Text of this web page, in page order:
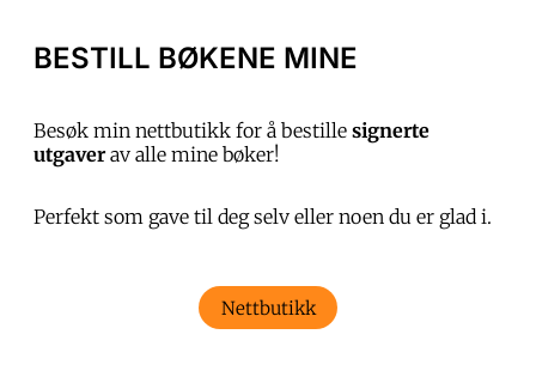
BESTILL BØKENE MINE
Besøk min nettbutikk for å bestille signerte
utgaverav alle mine bøker!
Perfekt som gave til deg selv eller noen du er glad i.
Nettbutikk